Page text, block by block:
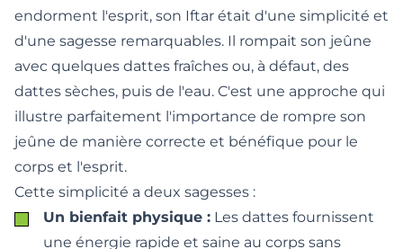
endorment l'esprit, son Iftar était d'une simplicité et
d'une sagesse remarquables. Il rompait son jeûne
avec quelques dattes fraîches ou, à défaut, des
dattes sèches, puis de l'eau. C'est une approche qui
illustre parfaitement l'importance de rompre son
jeûne de manière correcte et bénéfique pour le
corps et l'esprit.
Cette simplicité a deux sagesses :
Un bienfait physique : Les dattes fournissent
une énergie rapide et saine au corps sans